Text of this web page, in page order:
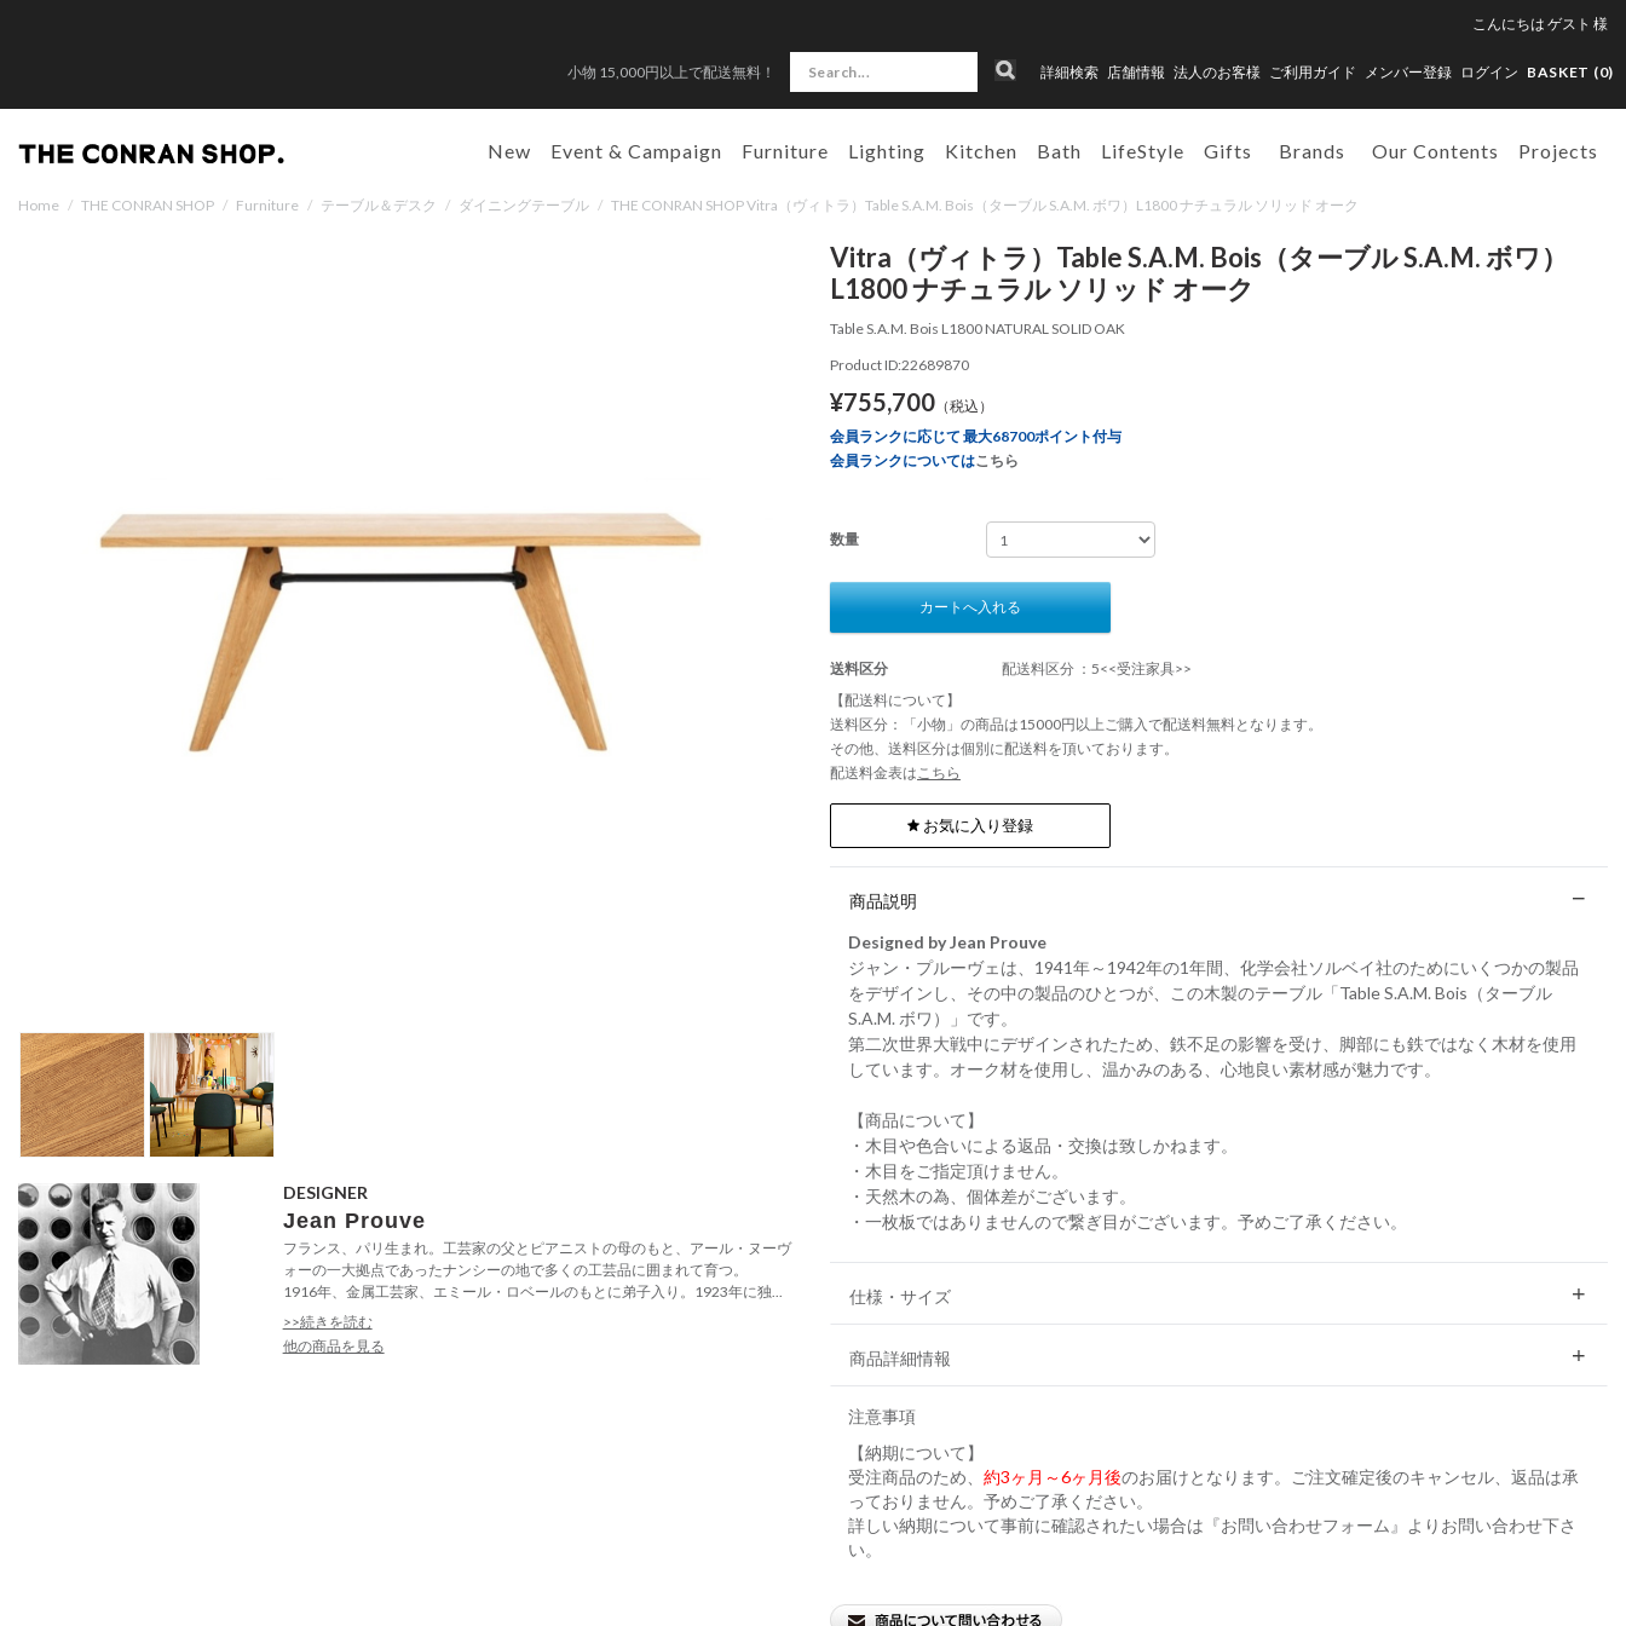
こんにちは ゲスト 様
小物 15,000円以上で配送無料！ 詳細検索 店舗情報 法人のお客様 ご利用ガイド メンバー登録 ログイン BASKET (0)
New Event & Campaign Furniture Lighting Kitchen Bath LifeStyle Gifts Brands Our Contents Projects
Home / THE CONRAN SHOP / Furniture / テーブル＆デスク / ダイニングテーブル / THE CONRAN SHOP Vitra（ヴィトラ）Table S.A.M. Bois（ターブル S.A.M. ボワ）L1800 ナチュラル ソリッド オーク
DESIGNER
Jean Prouve
フランス、パリ生まれ。工芸家の父とピアニストの母のもと、アール・ヌーヴ
ォーの一大拠点であったナンシーの地で多くの工芸品に囲まれて育つ。
1916年、金属工芸家、エミール・ロベールのもとに弟子入り。1923年に独...
>>続きを読む
他の商品を見る
Vitra（ヴィトラ）Table S.A.M. Bois（ターブル S.A.M. ボワ）
L1800 ナチュラル ソリッド オーク
Table S.A.M. Bois L1800 NATURAL SOLID OAK
Product ID:22689870
¥755,700（税込）
会員ランクに応じて 最大68700ポイント付与
会員ランクについてはこちら
数量
カートへ入れる
送料区分
配送料区分 ：5<<受注家具>>
【配送料について】
送料区分：「小物」の商品は15000円以上ご購入で配送料無料となります。
その他、送料区分は個別に配送料を頂いております。
配送料金表はこちら
お気に入り登録
商品説明
Designed by Jean Prouve
ジャン・プルーヴェは、1941年～1942年の1年間、化学会社ソルベイ社のためにいくつかの製品
をデザインし、その中の製品のひとつが、この木製のテーブル「Table S.A.M. Bois（ターブル
S.A.M. ボワ）」です。
第二次世界大戦中にデザインされたため、鉄不足の影響を受け、脚部にも鉄ではなく木材を使用
しています。オーク材を使用し、温かみのある、心地良い素材感が魅力です。
【商品について】
・木目や色合いによる返品・交換は致しかねます。
・木目をご指定頂けません。
・天然木の為、個体差がございます。
・一枚板ではありませんので繋ぎ目がございます。予めご了承ください。
仕様・サイズ
商品詳細情報
注意事項
【納期について】
受注商品のため、 約3ヶ月～6ヶ月後のお届けとなります。ご注文確定後のキャンセル、返品は承
っておりません。予めご了承ください。
詳しい納期について事前に確認されたい場合は『お問い合わせフォーム』よりお問い合わせ下さ
い。